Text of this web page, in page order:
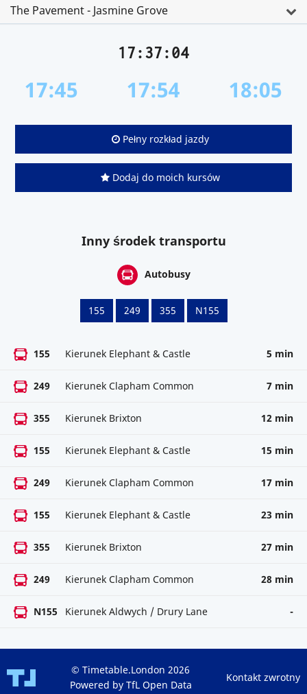
The Pavement - Jasmine Grove
17:37:04
17:45 17:54 18:05
Pełny rozkład jazdy
Dodaj do moich kursów
Inny środek transportu
Autobusy
155 249 355 N155
155 Kierunek Elephant & Castle 5 min
249 Kierunek Clapham Common 7 min
355 Kierunek Brixton 12 min
155 Kierunek Elephant & Castle 15 min
249 Kierunek Clapham Common 17 min
155 Kierunek Elephant & Castle 23 min
355 Kierunek Brixton 27 min
249 Kierunek Clapham Common 28 min
N155 Kierunek Aldwych / Drury Lane -
© Timetable.London 2026
Powered by TfL Open Data
Kontakt zwrotny